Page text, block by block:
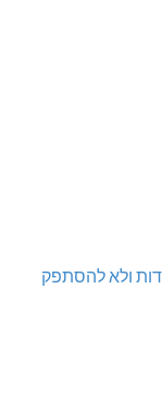
ולא להסתפק